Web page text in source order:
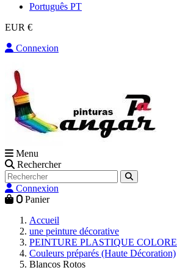
Português PT
EUR €
Connexion
Menu
Rechercher
Connexion
0 Panier
Accueil
une peinture décorative
PEINTURE PLASTIQUE COLORE
Couleurs préparés (Haute Décoration)
Blancos Rotos